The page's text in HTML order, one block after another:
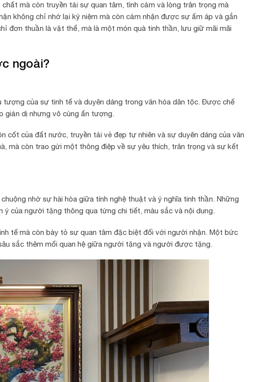
mà còn truyền tải sự quan tâm, tình cảm và lòng trân trọng mà
không chỉ nhớ lại kỷ niệm mà còn cảm nhận được sự ấm áp và gắn
đơn thuần là vật thể, mà là một món quà tinh thần, lưu giữ mãi mãi
ngoài?
tượng của sự tinh tế và duyên dáng trong văn hóa dân tộc. Được chế
giản dị nhưng vô cùng ấn tượng.
cốt của đất nước, truyền tải vẻ đẹp tự nhiên và sự duyên dáng của văn
mà còn trao gửi một thông điệp về sự yêu thích, trân trọng và sự kết
nhờ sự hài hòa giữa tính nghệ thuật và ý nghĩa tinh thần. Những
của người tặng thông qua từng chi tiết, màu sắc và nội dung.
tế mà còn bày tỏ sự quan tâm đặc biệt đối với người nhận. Một bức
sắc thêm mối quan hệ giữa người tặng và người được tặng.